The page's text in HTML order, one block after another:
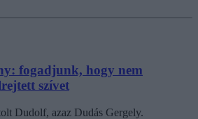
fogadjunk, hogy nem
szívet
Dudolf, azaz Dudás Gergely.